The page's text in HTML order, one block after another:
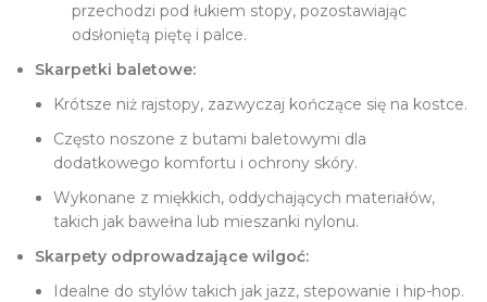
przechodzi pod łukiem stopy, pozostawiając
odsłoniętą piętę i palce.
Skarpetki baletowe:
Krótsze niż rajstopy, zazwyczaj kończące się na kostce.
Często noszone z butami baletowymi dla
dodatkowego komfortu i ochrony skóry.
Wykonane z miękkich, oddychających materiałów,
takich jak bawełna lub mieszanki nylonu.
Skarpety odprowadzające wilgoć:
Idealne do stylów takich jak jazz, stepowanie i hip-hop.